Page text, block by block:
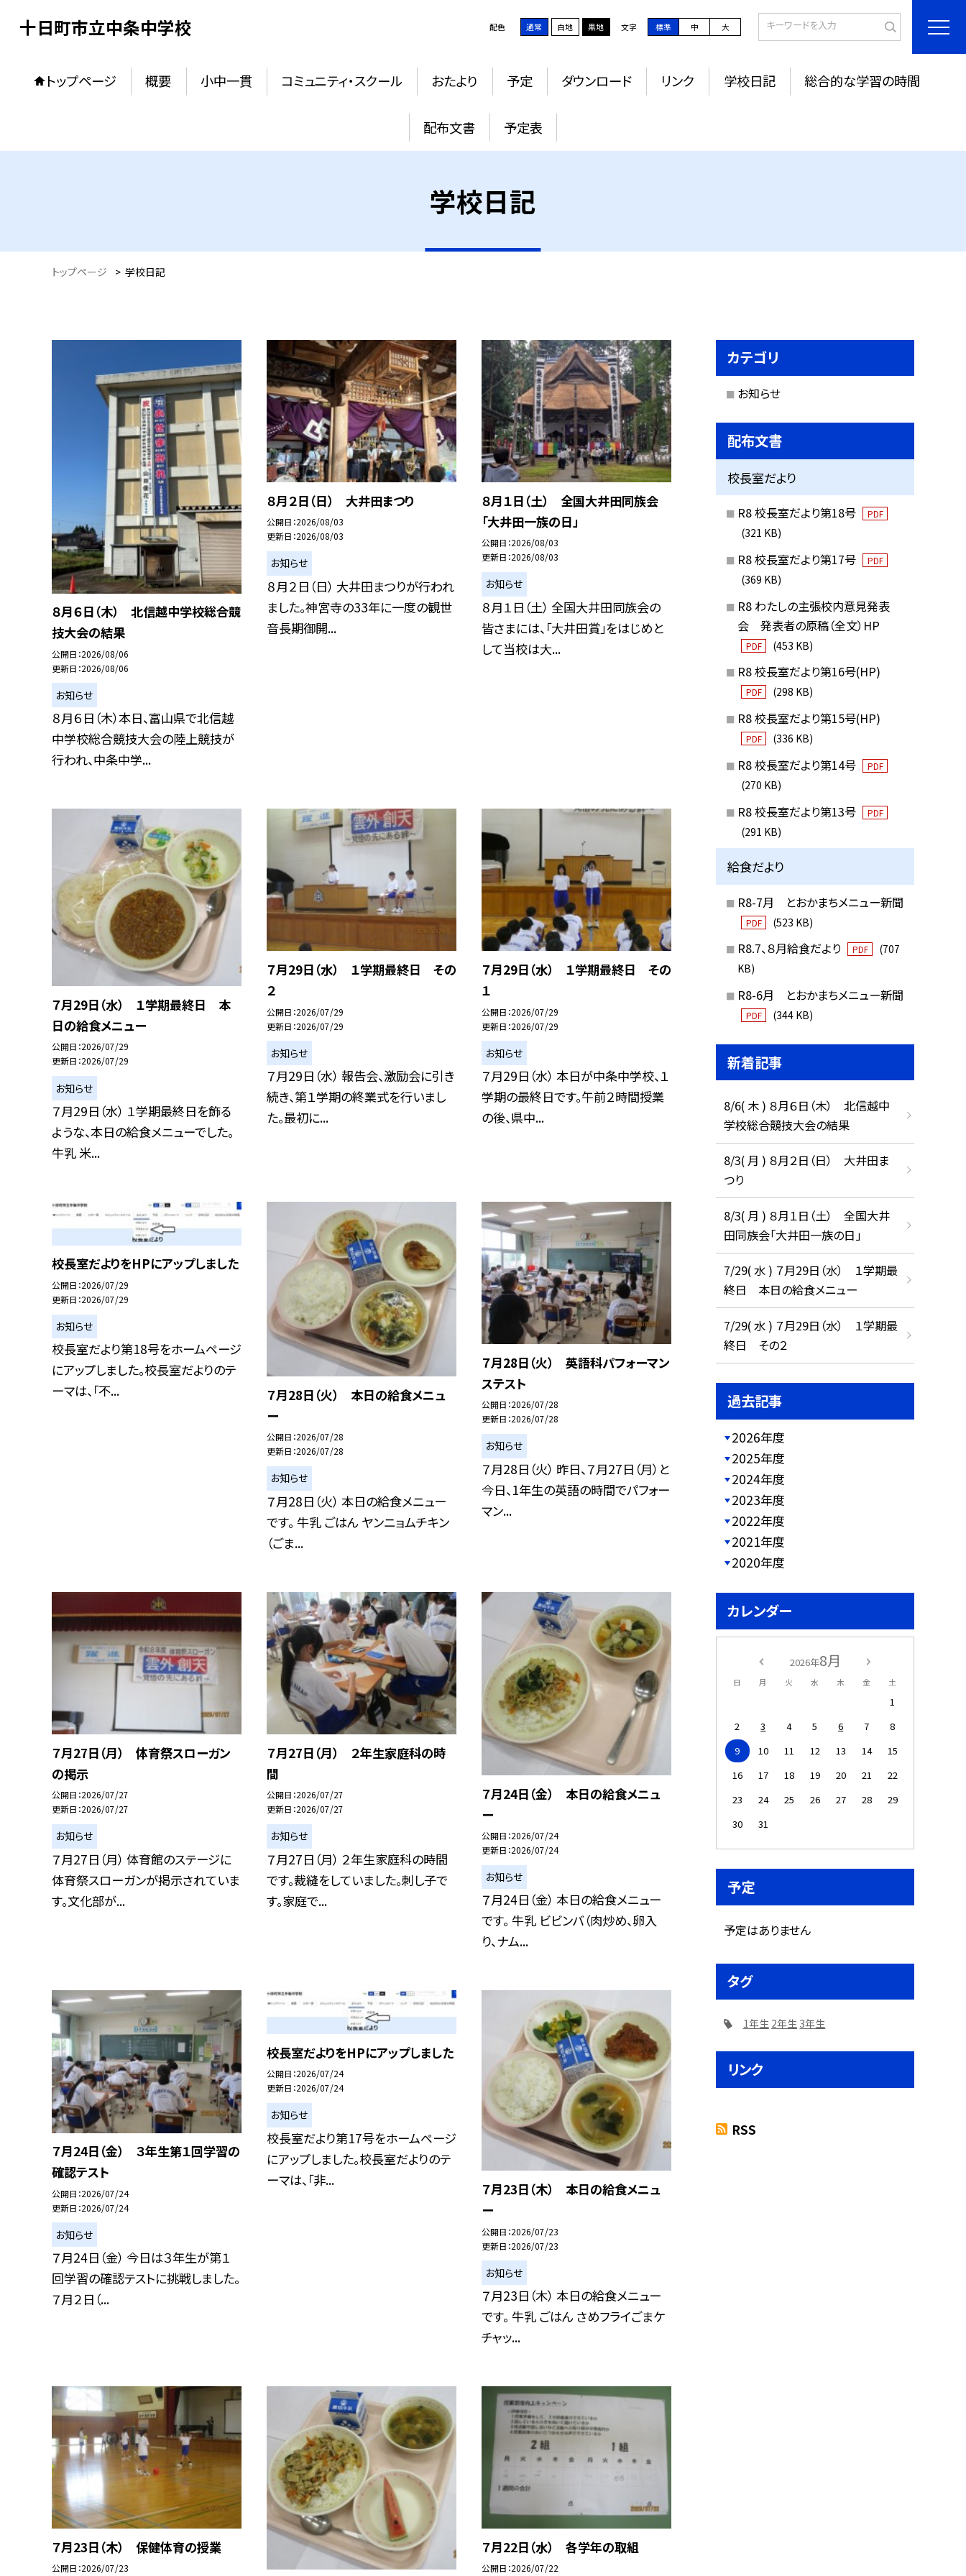
十日町市立中条中学校 配色 通常 白地 黒地 文字 標準 中 大
トップページ 概要 小中一貫 コミュニティ・スクール おたより 予定 ダウンロード リンク 学校日記 総合的な学習の時間
配布文書 予定表
学校日記
トップページ > 学校日記
８月６日（木） 北信越中学校総合競
技大会の結果
公開日 2026/08/06
更新日 2026/08/06
お知らせ
８月６日（木）本日、富山県で北信越
中学校総合競技大会の陸上競技が
行われ、中条中学...
８月２日（日） 大井田まつり
公開日 2026/08/03
更新日 2026/08/03
お知らせ
８月２日（日） 大井田まつりが行われ
ました。神宮寺の33年に一度の観世
音長期御開...
８月１日（土） 全国大井田同族会
「大井田一族の日」
公開日 2026/08/03
更新日 2026/08/03
お知らせ
８月１日（土） 全国大井田同族会の
皆さまには、「大井田賞」をはじめと
して当校は大...
７月29日（水） １学期最終日 本
日の給食メニュー
公開日 2026/07/29
更新日 2026/07/29
お知らせ
７月29日（水） １学期最終日を飾る
ような、本日の給食メニューでした。
牛乳 米...
７月29日（水） １学期最終日 その
２
公開日 2026/07/29
更新日 2026/07/29
お知らせ
７月29日（水） 報告会、激励会に引き
続き、第１学期の終業式を行いまし
た。最初に...
７月29日（水） １学期最終日 その
１
公開日 2026/07/29
更新日 2026/07/29
お知らせ
７月29日（水） 本日が中条中学校、１
学期の最終日です。午前２時間授業
の後、県中...
校長室だよりをHPにアップしました
公開日 2026/07/29
更新日 2026/07/29
お知らせ
校長室だより第18号をホームページ
にアップしました。校長室だよりのテ
ーマは、「不...
７月28日（火） 本日の給食メニュ
ー
公開日 2026/07/28
更新日 2026/07/28
お知らせ
７月28日（火） 本日の給食メニュー
です。 牛乳 ごはん ヤンニョムチキン
（ごま...
７月28日（火） 英語科パフォーマン
ステスト
公開日 2026/07/28
更新日 2026/07/28
お知らせ
７月28日（火） 昨日、７月27日（月）と
今日、1年生の英語の時間でパフォー
マン...
７月27日（月） 体育祭スローガン
の掲示
公開日 2026/07/27
更新日 2026/07/27
お知らせ
７月27日（月） 体育館のステージに
体育祭スローガンが掲示されていま
す。文化部が...
７月27日（月） ２年生家庭科の時
間
公開日 2026/07/27
更新日 2026/07/27
お知らせ
７月27日（月） ２年生家庭科の時間
です。裁縫をしていました。刺し子で
す。家庭で...
７月24日（金） 本日の給食メニュ
ー
公開日 2026/07/24
更新日 2026/07/24
お知らせ
７月24日（金） 本日の給食メニュー
です。 牛乳 ビビンバ（肉炒め、卵入
り、ナム...
７月24日（金） ３年生第１回学習の
確認テスト
公開日 2026/07/24
更新日 2026/07/24
お知らせ
７月24日（金） 今日は３年生が第１
回学習の確認テストに挑戦しました。
７月２日（...
校長室だよりをHPにアップしました
公開日 2026/07/24
更新日 2026/07/24
お知らせ
校長室だより第17号をホームページ
にアップしました。校長室だよりのテ
ーマは、「非...
７月23日（木） 本日の給食メニュ
ー
公開日 2026/07/23
更新日 2026/07/23
お知らせ
７月23日（木） 本日の給食メニュー
です。 牛乳 ごはん さめフライごまケ
チャッ...
７月23日（木） 保健体育の授業
公開日 2026/07/23
７月22日（水） 各学年の取組
公開日 2026/07/22
カテゴリ
お知らせ
配布文書
校長室だより
R8 校長室だより第18号 PDF
(321 KB)
R8 校長室だより第17号 PDF
(369 KB)
R8 わたしの主張校内意見発表
会 発表者の原稿（全文）HP
PDF (453 KB)
R8 校長室だより第16号(HP)
PDF (298 KB)
R8 校長室だより第15号(HP)
PDF (336 KB)
R8 校長室だより第14号 PDF
(270 KB)
R8 校長室だより第13号 PDF
(291 KB)
給食だより
R8-7月 とおかまちメニュー新聞
PDF (523 KB)
R8.7、８月給食だより PDF
(707
KB)
R8-6月 とおかまちメニュー新聞
PDF (344 KB)
新着記事
8/6( 木 ) ８月６日（木） 北信越中
学校総合競技大会の結果
8/3( 月 ) ８月２日（日） 大井田ま
つり
8/3( 月 ) ８月１日（土） 全国大井
田同族会「大井田一族の日」
7/29( 水 ) ７月29日（水） １学期最
終日 本日の給食メニュー
7/29( 水 ) ７月29日（水） １学期最
終日 その２
過去記事
2026年度
2025年度
2024年度
2023年度
2022年度
2021年度
2020年度
カレンダー
2026年8月
日 月 火 水 木 金 土
1
2
3 4 5 6 7
8
9
10 11 12 13 14
15
16
17 18 19 20 21
22
23
24 25 26 27 28
29
30
31
予定
予定はありません
タグ
1年生 2年生 3年生
リンク
RSS